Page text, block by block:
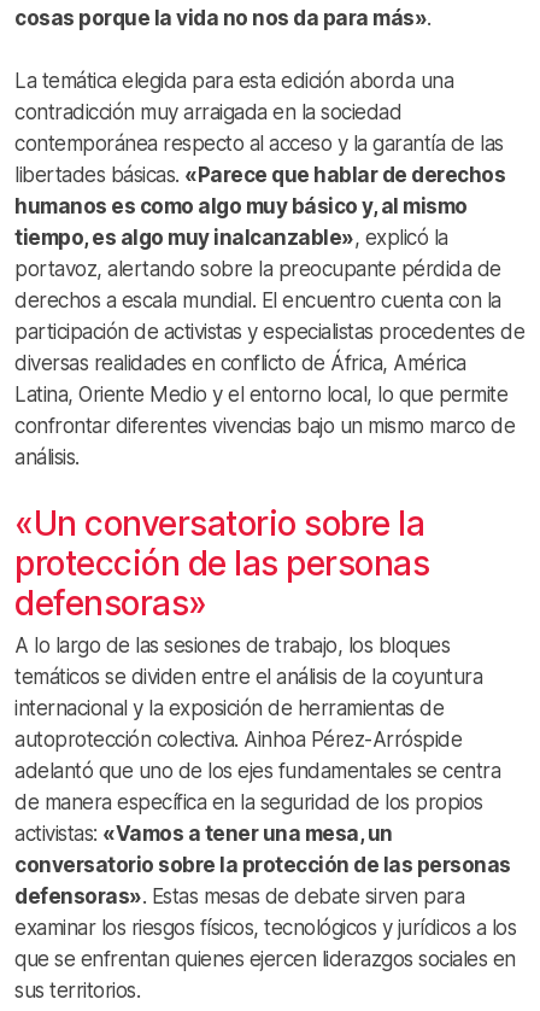
cosas porque la vida no nos da para más».
La temática elegida para esta edición aborda una
contradicción muy arraigada en la sociedad
contemporánea respecto al acceso y la garantía de las
libertades básicas. «Parece que hablar de derechos
humanos es como algo muy básico y, al mismo
tiempo, es algo muy inalcanzable», explicó la
portavoz, alertando sobre la preocupante pérdida de
derechos a escala mundial. El encuentro cuenta con la
participación de activistas y especialistas procedentes de
diversas realidades en conflicto de África, América
Latina, Oriente Medio y el entorno local, lo que permite
confrontar diferentes vivencias bajo un mismo marco de
análisis.
«Un conversatorio sobre la
protección de las personas
defensoras»
A lo largo de las sesiones de trabajo, los bloques
temáticos se dividen entre el análisis de la coyuntura
internacional y la exposición de herramientas de
autoprotección colectiva. Ainhoa Pérez-Arróspide
adelantó que uno de los ejes fundamentales se centra
de manera específica en la seguridad de los propios
activistas: «Vamos a tener una mesa, un
conversatorio sobre la protección de las personas
defensoras». Estas mesas de debate sirven para
examinar los riesgos físicos, tecnológicos y jurídicos a los
que se enfrentan quienes ejercen liderazgos sociales en
sus territorios.